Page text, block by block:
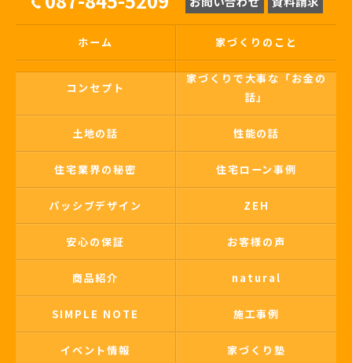
ホーム 家づくりのこと
コンセプト
家づくりで大事な「お金の
話」
土地の話 性能の話
住宅業界の秘密 住宅ローン事例
パッシブデザイン ZEH
安心の保証 お客様の声
商品紹介 natural
SIMPLE NOTE 施工事例
イベント情報 家づくり塾